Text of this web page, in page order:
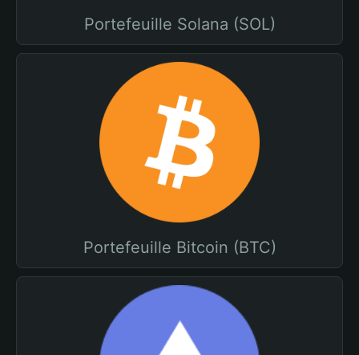
Portefeuille Solana (SOL)
Portefeuille Bitcoin (BTC)